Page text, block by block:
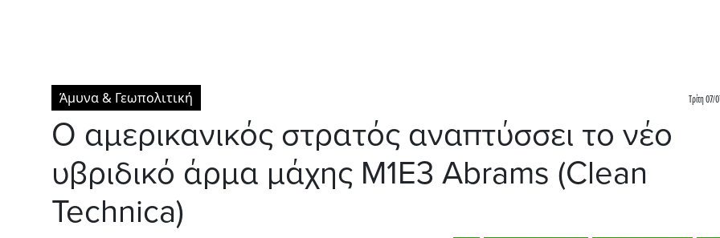
Άμυνα & Γεωπολιτική Τρίτη
Ο αμερικανικός στρατός αναπτύσσει το νέο
υβριδικό άρμα μάχης M1E3 Abrams (Clean
Technica)